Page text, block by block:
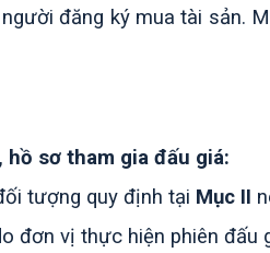
đăng ký mua tài sản.
sơ tham gia đấu giá:
tượng quy định tại Mục II
đơn vị thực hiện phiên đấu